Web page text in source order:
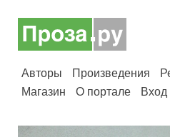
Авторы Произведения
Магазин
О портале Вход